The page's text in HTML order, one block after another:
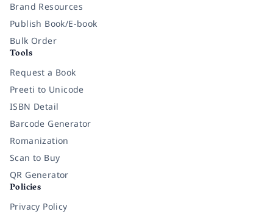
Brand Resources
Publish Book/E-book
Bulk Order
Tools
Request a Book
Preeti to Unicode
ISBN Detail
Barcode Generator
Romanization
Scan to Buy
QR Generator
Policies
Privacy Policy